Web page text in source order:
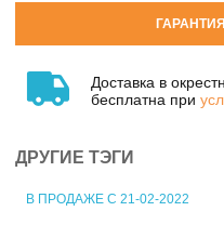
Доставка в
бесплатна при
ДРУГИЕ ТЭГИ
В ПРОДАЖЕ С 21-02-2022